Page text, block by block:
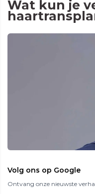
Wat kun je
Volg ons op Google
Ontvang onze nieuwste